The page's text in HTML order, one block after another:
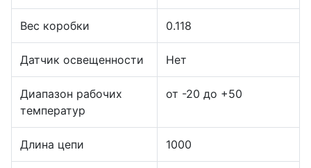
Вес коробки 0.118
Датчик освещенности Нет
Диапазон рабочих
температур
от -20 до +50
Длина цепи 1000